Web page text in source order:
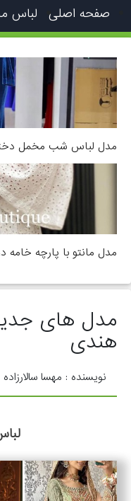
صفحه اصلی لباس
مدل لباس شب مخمل
مدل مانتو با پارچه خامه
مدل های
هندی
نویسنده : مهسا سالارزاده